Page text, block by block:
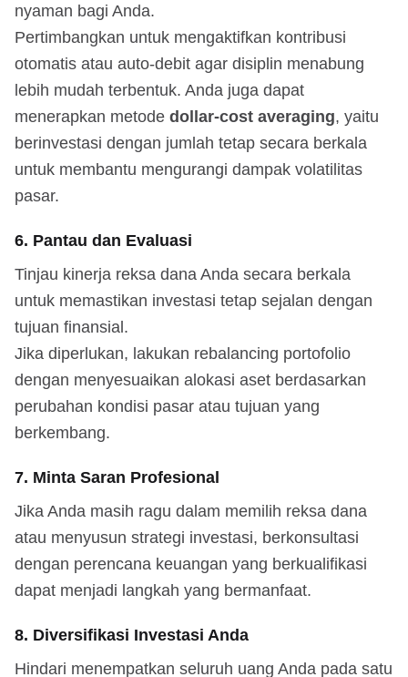
nyaman bagi Anda.
Pertimbangkan untuk mengaktifkan kontribusi
otomatis atau auto-debit agar disiplin menabung
lebih mudah terbentuk. Anda juga dapat
menerapkan metode dollar-cost averaging, yaitu
berinvestasi dengan jumlah tetap secara berkala
untuk membantu mengurangi dampak volatilitas
pasar.
6. Pantau dan Evaluasi
Tinjau kinerja reksa dana Anda secara berkala
untuk memastikan investasi tetap sejalan dengan
tujuan finansial.
Jika diperlukan, lakukan rebalancing portofolio
dengan menyesuaikan alokasi aset berdasarkan
perubahan kondisi pasar atau tujuan yang
berkembang.
7. Minta Saran Profesional
Jika Anda masih ragu dalam memilih reksa dana
atau menyusun strategi investasi, berkonsultasi
dengan perencana keuangan yang berkualifikasi
dapat menjadi langkah yang bermanfaat.
8. Diversifikasi Investasi Anda
Hindari menempatkan seluruh uang Anda pada satu